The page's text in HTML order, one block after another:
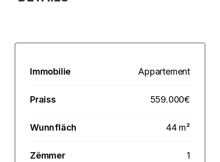
Immobilie Appartement
Praiss 559.000€
Wunnfläch 44 m²
Zëmmer 1